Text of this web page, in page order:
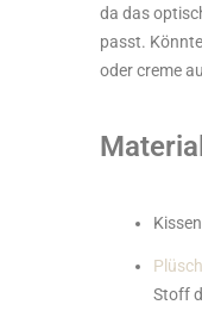
da das
passt.
oder creme
Material
Stoff